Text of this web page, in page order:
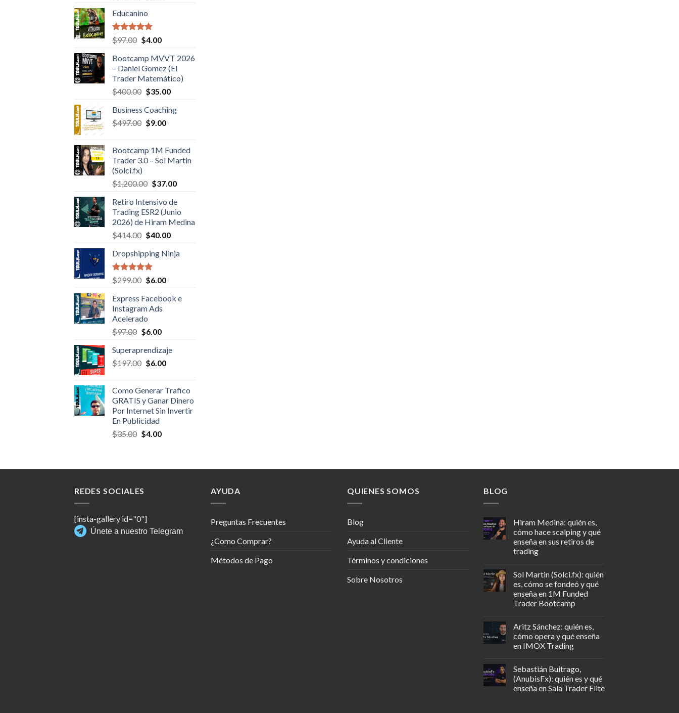
was:
$400.00.
Educanino
Valorado en
5.00
de 5
$97.00 Original
was:
$97.00.
$4.00Current
is:
$4.00.
Bootcamp MVVT 2026
– Daniel Gomez (El
Trader Matemático)
$400.00 Original
was:
$400.00.
$35.00Current
is:
Business Coaching
$497.00 Original
$497.00.
$9.00Current
$9.00.
Bootcamp 1M Funded
Trader 3.0 – Sol Martin
(Solci.fx)
$1,200.00 Original
was:
$1,200.00.
$37.00Current
is:
$37.00.
Retiro Intensivo de
Trading ESR2 (Junio
2026) de Hiram Medina
$414.00 Original
was:
$414.00.
$40.00Current
is:
Dropshipping Ninja
Valorado en
5.00
$299.00 Original
was:
$299.00.
$6.00Current
is:
Express Facebook e
Instagram Ads
Acelerado
$97.00 Original
was:
$97.00.
$6.00Current
is:
$6.00.
Superaprendizaje
$197.00 Original
$197.00.
$6.00Current
$6.00.
Como Generar Trafico
GRATIS y Ganar Dinero
Por Internet Sin Invertir
En Publicidad
$35.00 Original
$4.00Current
REDES SOCIALES
[insta-gallery id="0"]
Únete a nuestro Telegram
AYUDA
Preguntas Frecuentes
¿Como Comprar?
Métodos de Pago
QUIENES SOMOS
Blog
Ayuda al Cliente
Términos y condiciones
Sobre Nosotros
BLOG
Hiram Medina: quién es,
cómo hace scalping y qué
enseña en sus retiros de
trading
Sol Martin (Solci.fx): quién
es, cómo se fondeó y qué
enseña en 1M Funded
Trader Bootcamp
Aritz Sánchez: quién es,
cómo opera y qué enseña
en IMOX Trading
Sebastián Buitrago,
(AnubisFx): quién es y qué
enseña en Sala Trader Elite